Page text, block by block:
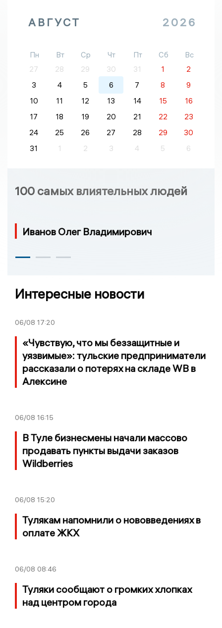
АВГУСТ 2026
Пн Вт Ср Чт Пт Сб
Вс
27
28 29 30 31 1
2
3
4 5 6 7 8
9
10
11 12 13 14 15
16
17
18 19 20 21 22
23
24
25 26 27 28 29
30
31
1 2 3 4 5 6
100 самых влиятельных людей
Иванов Олег Владимирович
Интересные новости
06/08 17:20
«Чувствую, что мы беззащитные и
уязвимые»: тульские предприниматели
рассказали о потерях на складе WB в
Алексине
06/08 16:15
В Туле бизнесмены начали массово
продавать пункты выдачи заказов
Wildberries
06/08 15:20
Тулякам напомнили о нововведениях в
оплате ЖКХ
06/08 08:46
Туляки сообщают о громких хлопках
над центром города